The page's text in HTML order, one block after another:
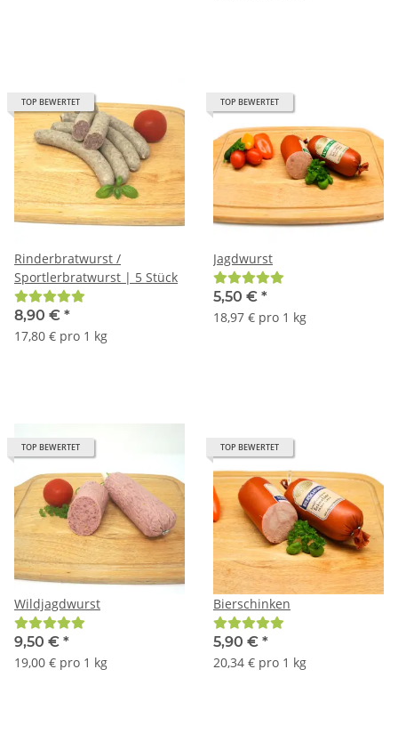
TOP BEWERTET
Rinderbratwurst /
Sportlerbratwurst | 5 Stück
8,90 € *
17,80 € pro 1 kg
TOP BEWERTET
Jagdwurst
5,50 € *
18,97 € pro 1 kg
TOP BEWERTET
Wildjagdwurst
9,50 € *
19,00 € pro 1 kg
TOP BEWERTET
Bierschinken
5,90 € *
20,34 € pro 1 kg